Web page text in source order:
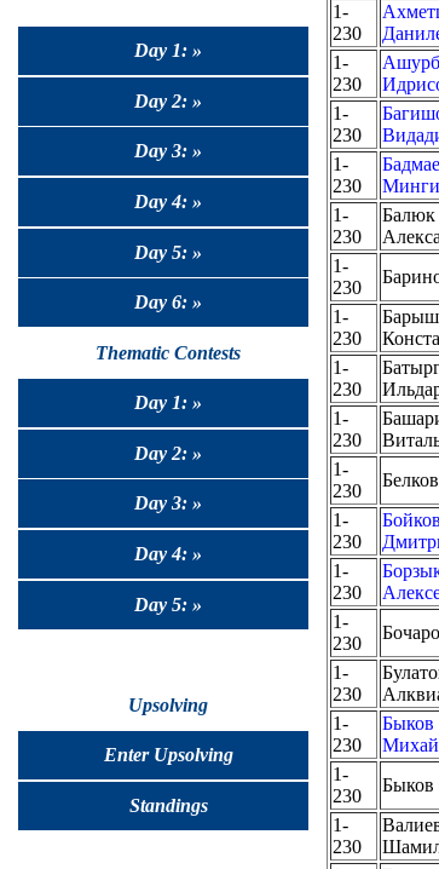
Day 1: »
Day 2: »
Day 3: »
Day 4: »
Day 5: »
Day 6: »
Thematic Contests
Day 1: »
Day 2: »
Day 3: »
Day 4: »
Day 5: »
Upsolving
Enter Upsolving
Standings
1-
230
1-
230
1-
230
1-
230
1-
230
Балюк
1-
230
1-
230
1-
230
1-
230
1-
230
1-
230
1-
230
1-
230
1-
230
1-
230
Быков
1-
230
Быков
1-
230